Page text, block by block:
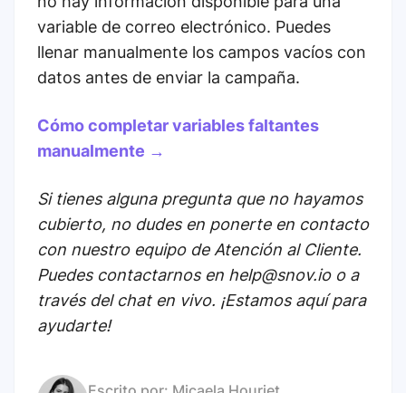
variable de correo electrónico. Puedes
llenar manualmente los campos vacíos con
datos antes de enviar la campaña.
Cómo completar variables faltantes
manualmente →
Si tienes alguna pregunta que no hayamos
cubierto, no dudes en ponerte en contacto
con nuestro equipo de Atención al Cliente.
Puedes contactarnos en help@snov.io o a
través del chat en vivo. ¡Estamos aquí para
ayudarte!